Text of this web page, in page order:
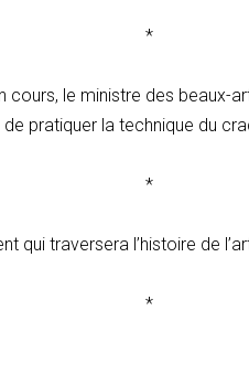
*
cours, le ministre des beaux-
pratiquer la technique du
*
traversera l’histoire de l’art
*